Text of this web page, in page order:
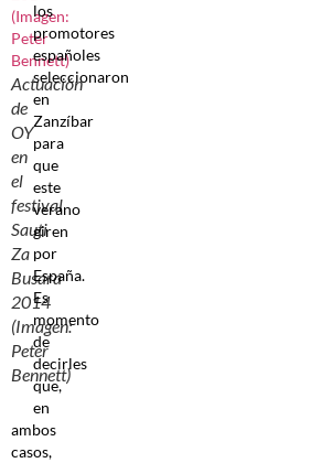
Actuación
de
OY
en
el
festival
Sauti
Za
Busara
2014
(Imagen:
Peter
Bennett)
los
promotores
españoles
seleccionaron
en
Zanzíbar
para
que
este
verano
giren
por
España.
Es
momento
de
decirles
que,
en
ambos
casos,